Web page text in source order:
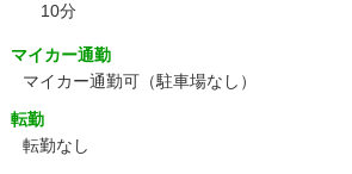
10分
マイカー通勤
マイカー通勤可（駐車場なし）
転勤
転勤なし